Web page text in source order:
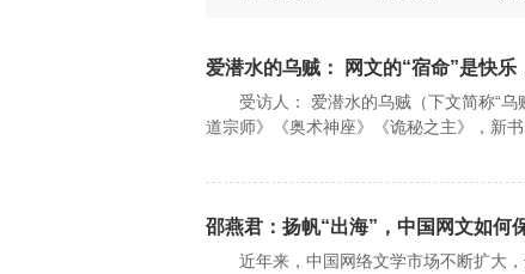
爱潜水的乌贼： 网文的“宿命”是快乐
受访人： 爱潜水的乌贼（下文简称“乌
道宗师》《奥术神座》《诡秘之主》，新
邵燕君：扬帆“出海”，中国网文如何
近年来，中国网络文学市场不断扩大，